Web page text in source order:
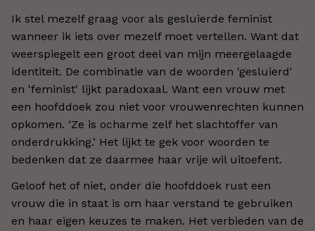
Ik stel mezelf graag voor als gesluierde feminist
wanneer ik iets over mezelf moet vertellen. Want dat
weerspiegelt een groot deel van mijn meergelaagde
identiteit. De combinatie van de woorden 'gesluierd'
en 'feminist' lijkt paradoxaal. Want een vrouw met
een hoofddoek zou niet voor vrouwenrechten kunnen
opkomen. ‘Ze is ocharme zelf het slachtoffer van
onderdrukking.’ Het lijkt te gek voor woorden te
bedenken dat ze daarmee haar vrije wil uitoefent.
Geloof het of niet, onder die hoofddoek rust een
vrouw die in staat is om haar verstand te gebruiken
en haar eigen keuzes te maken. Het verbieden van de